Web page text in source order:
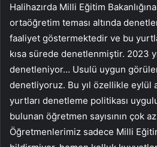
Halihazırda Milli Eğitim
ortaöğretim teması altında
faaliyet göstermektedir ve bu
kısa sürede denetlenmiştir. 2023
denetleniyor… Usulü uygun
denetliyoruz. Bu yıl özellikle eylül
yurtları denetleme politikası
bulunan öğretmen sayısının çok
Öğretmenlerimiz sadece Milli